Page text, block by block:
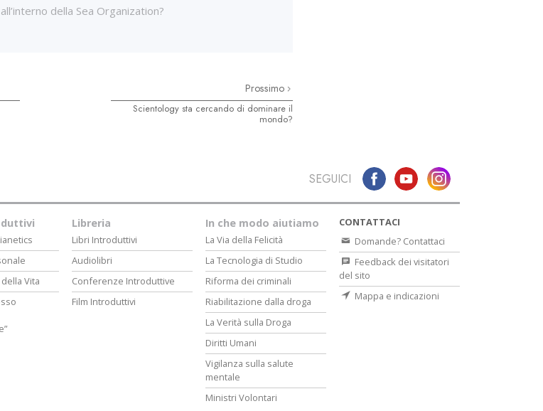
della Sea Organization?
Prossimo
Scientology sta cercando di dominare il
mondo?
SEGUICI
Vita
Libreria
Libri Introduttivi
Audiolibri
Conferenze Introduttive
Film Introduttivi
In che modo aiutiamo
La Via della Felicità
La Tecnologia di Studio
Riforma dei criminali
Riabilitazione dalla droga
La Verità sulla Droga
Diritti Umani
Vigilanza sulla salute
mentale
Ministri Volontari
CONTATTACI
Domande? Contattaci
Feedback dei visitatori
del sito
Mappa e indicazioni